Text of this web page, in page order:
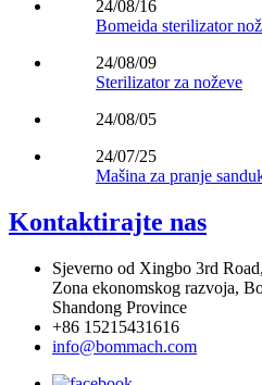
24/08/16
Bomeida sterilizator
24/08/09
Sterilizator za noževe
24/08/05
24/07/25
Mašina za pranje
Kontaktirajte nas
Sjeverno od Xingbo 3rd
Zona ekonomskog razvoja,
Shandong Province
+86 15215431616
info@bommach.com